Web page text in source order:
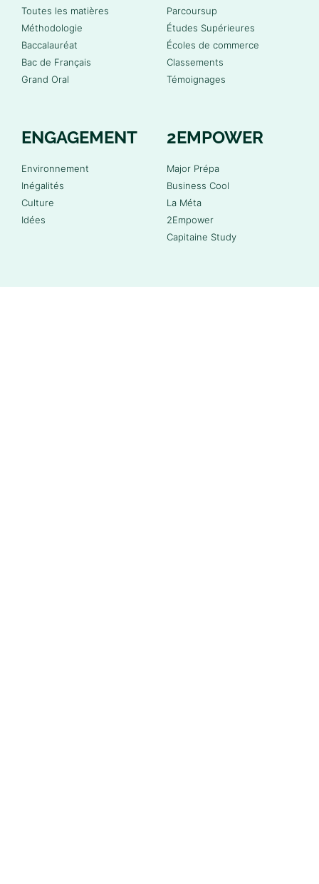
Toutes les matières
Méthodologie
Baccalauréat
Bac de Français
Grand Oral
Parcoursup
Études Supérieures
Écoles de commerce
Classements
Témoignages
ENGAGEMENT
Environnement
Inégalités
Culture
Idées
2EMPOWER
Major Prépa
Business Cool
La Méta
2Empower
Capitaine Study